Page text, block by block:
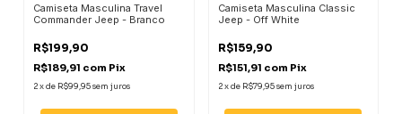
Camiseta Masculina Travel
Commander Jeep - Branco
R$199,90
R$189,91 com Pix
2xde R$99,95sem juros
Camiseta Masculina Classic
Jeep - Off White
R$159,90
R$151,91 com Pix
2 xde R$79,95 sem juros